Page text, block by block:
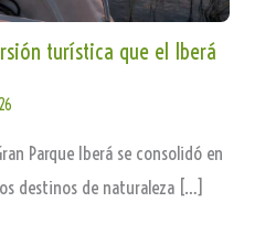
turística que el Iberá
Parque Iberá se consolidó en
destinos de naturaleza […]